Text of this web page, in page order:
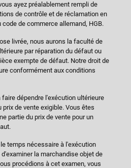
ayez préalablement rempli de
de contrôle et de réclamation en
de commerce allemand, HGB.
livrée, nous aurons la faculté de
par réparation du défaut ou
exempte de défaut. Notre droit de
conformément aux conditions
dépendre l'exécution ultérieure
prix de vente exigible. Vous êtes
partie du prix de vente pour un
temps nécessaire à l'exécution
la marchandise objet de
procédions à cet examen, vous